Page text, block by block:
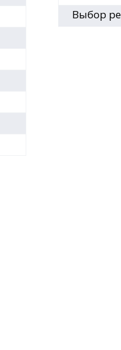
Выбор